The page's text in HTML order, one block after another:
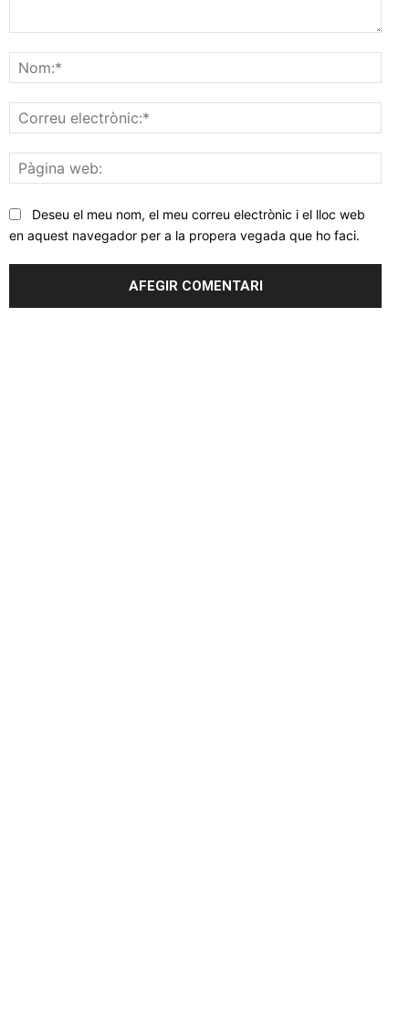
web:
Deseu el meu nom, el meu correu electrònic i el lloc web
en aquest navegador per a la propera vegada que ho faci.